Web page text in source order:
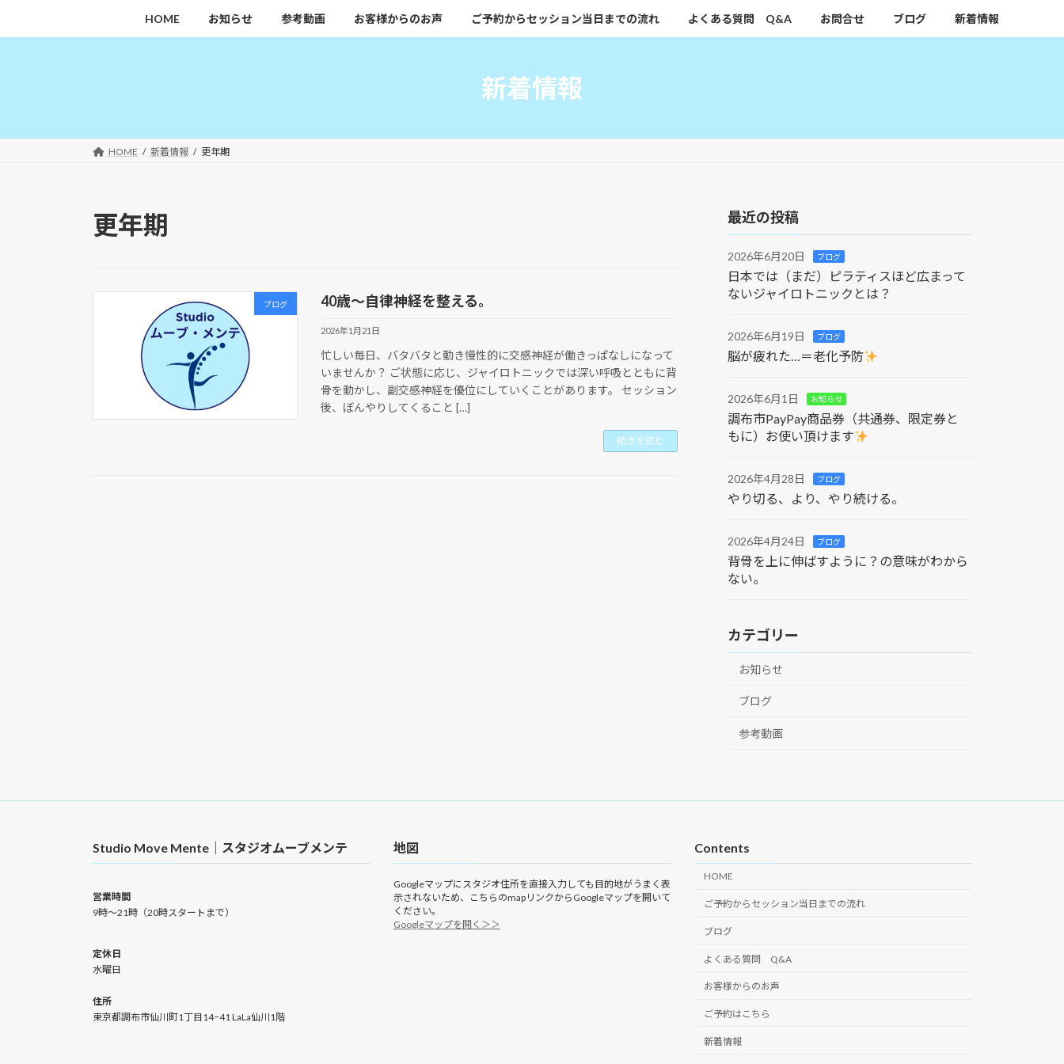
キ
に
HOME お知らせ 参考動画 お客様からのお声 ご予約からセッション当日までの流れ よくある質問 Q&A お問合せ ブログ 新着情報
新着情報
HOME 新着情報 更年期
更年期
ブログ 40歳〜自律神経を整える。
2026年1月21日
忙しい毎日、バタバタと動き慢性的に交感神経が働きっぱなしになって
いませんか？ ご状態に応じ、ジャイロトニックでは深い呼吸とともに背
骨を動かし、副交感神経を優位にしていくことがあります。 セッション
後、ぼんやりしてくること […]
続きを読む
最近の投稿
2026年6月20日 ブログ
日本では（まだ）ピラティスほど広まって
ないジャイロトニックとは？
2026年6月19日 ブログ
脳が疲れた…＝老化予防
2026年6月1日 お知らせ
調布市PayPay商品券（共通券、限定券と
もに）お使い頂けます
2026年4月28日 ブログ
やり切る、より、やり続ける。
2026年4月24日 ブログ
背骨を上に伸ばすように？の意味がわから
ない。
カテゴリー
お知らせ
ブログ
参考動画
Studio Move Mente｜スタジオムーブメンテ
営業時間
9時〜21時（20時スタートまで）
定休日
水曜日
住所
東京都調布市仙川町1丁目14−41 LaLa仙川1階
地図
Googleマップにスタジオ住所を直接入力しても目的地がうまく表
示されないため、こちらのmapリンクからGoogleマップを開いて
ください。
Googleマップを開く＞＞
Contents
HOME
ご予約からセッション当日までの流れ
ブログ
よくある質問 Q&A
お客様からのお声
ご予約はこちら
新着情報